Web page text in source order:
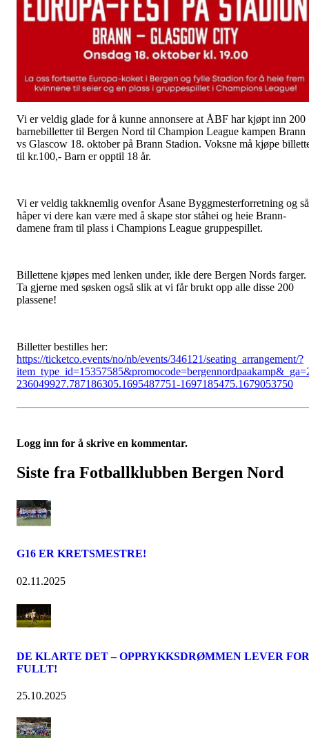
Vi er veldig glade for å kunne annonsere at ÅBF har kjøpt inn 200
barnebilletter til Bergen Nord til Champion League kampen Brann
vs Glascow 18. oktober på Brann Stadion. Voksne må kjøpe
til kr.100,- Barn er opptil 18 år.
Vi er veldig takknemlig ovenfor Åsane Byggmesterforretning og så
håper vi dere kan være med å skape stor ståhei og heie Brann-
damene fram til plass i Champions League gruppespillet.
Billettene kjøpes med lenken under, ikle dere Bergen Nords farger.
Ta gjerne med søsken også slik at vi får brukt opp alle disse 200
plassene!
Billetter bestilles her:
https://ticketco.events/no/nb/events/346121/seating_arrangement/?
236049927.787186305.1695487751-1697185475.1679053750
Logg inn for å skrive en kommentar.
Siste fra Fotballklubben Bergen Nord
G16 ER KRETSMESTRE!
02.11.2025
DE KLARTE DET – OPPRYKKSDRØMMEN LEVER FOR
FULLT!
25.10.2025